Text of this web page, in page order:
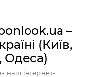
–
(Київ,
Одеса)
наш інтернет-